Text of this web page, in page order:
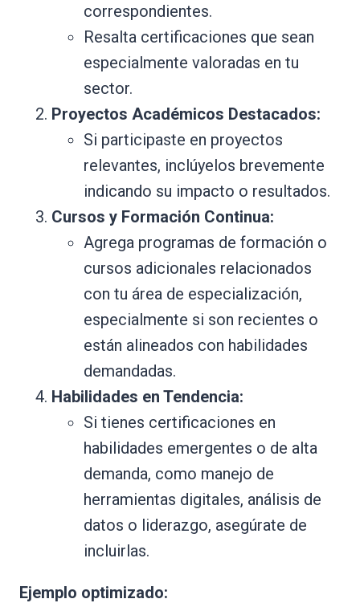
correspondientes.
Resalta certificaciones que sean
especialmente valoradas en tu
sector.
Proyectos Académicos Destacados:
Si participaste en proyectos
relevantes, inclúyelos brevemente
indicando su impacto o resultados.
Cursos y Formación Continua:
Agrega programas de formación o
cursos adicionales relacionados
con tu área de especialización,
especialmente si son recientes o
están alineados con habilidades
demandadas.
Habilidades en Tendencia:
Si tienes certificaciones en
habilidades emergentes o de alta
demanda, como manejo de
herramientas digitales, análisis de
datos o liderazgo, asegúrate de
incluirlas.
Ejemplo optimizado: